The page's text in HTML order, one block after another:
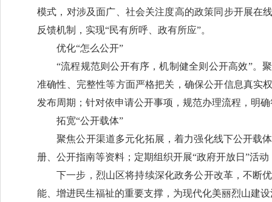
模式，对涉及面广、社会关注度高的政策同步开展在
反馈机制，实现“民有所呼、政有所应”。
优化“怎么公开”
“流程规范则公开有序，机制健全则公开高效”。
准确性、完整性等方面严格把关，确保公开信息真实
发布周期；针对依申请公开事项，规范办理流程，明
拓宽“公开载体”
聚焦公开渠道多元化拓展，着力强化线下公开载
册、公开指南等资料；定期组织开展“政府开放日”活
下一步，烈山区将持续深化政务公开改革，不断
能、增进民生福祉的重要支撑，为现代化美丽烈山建